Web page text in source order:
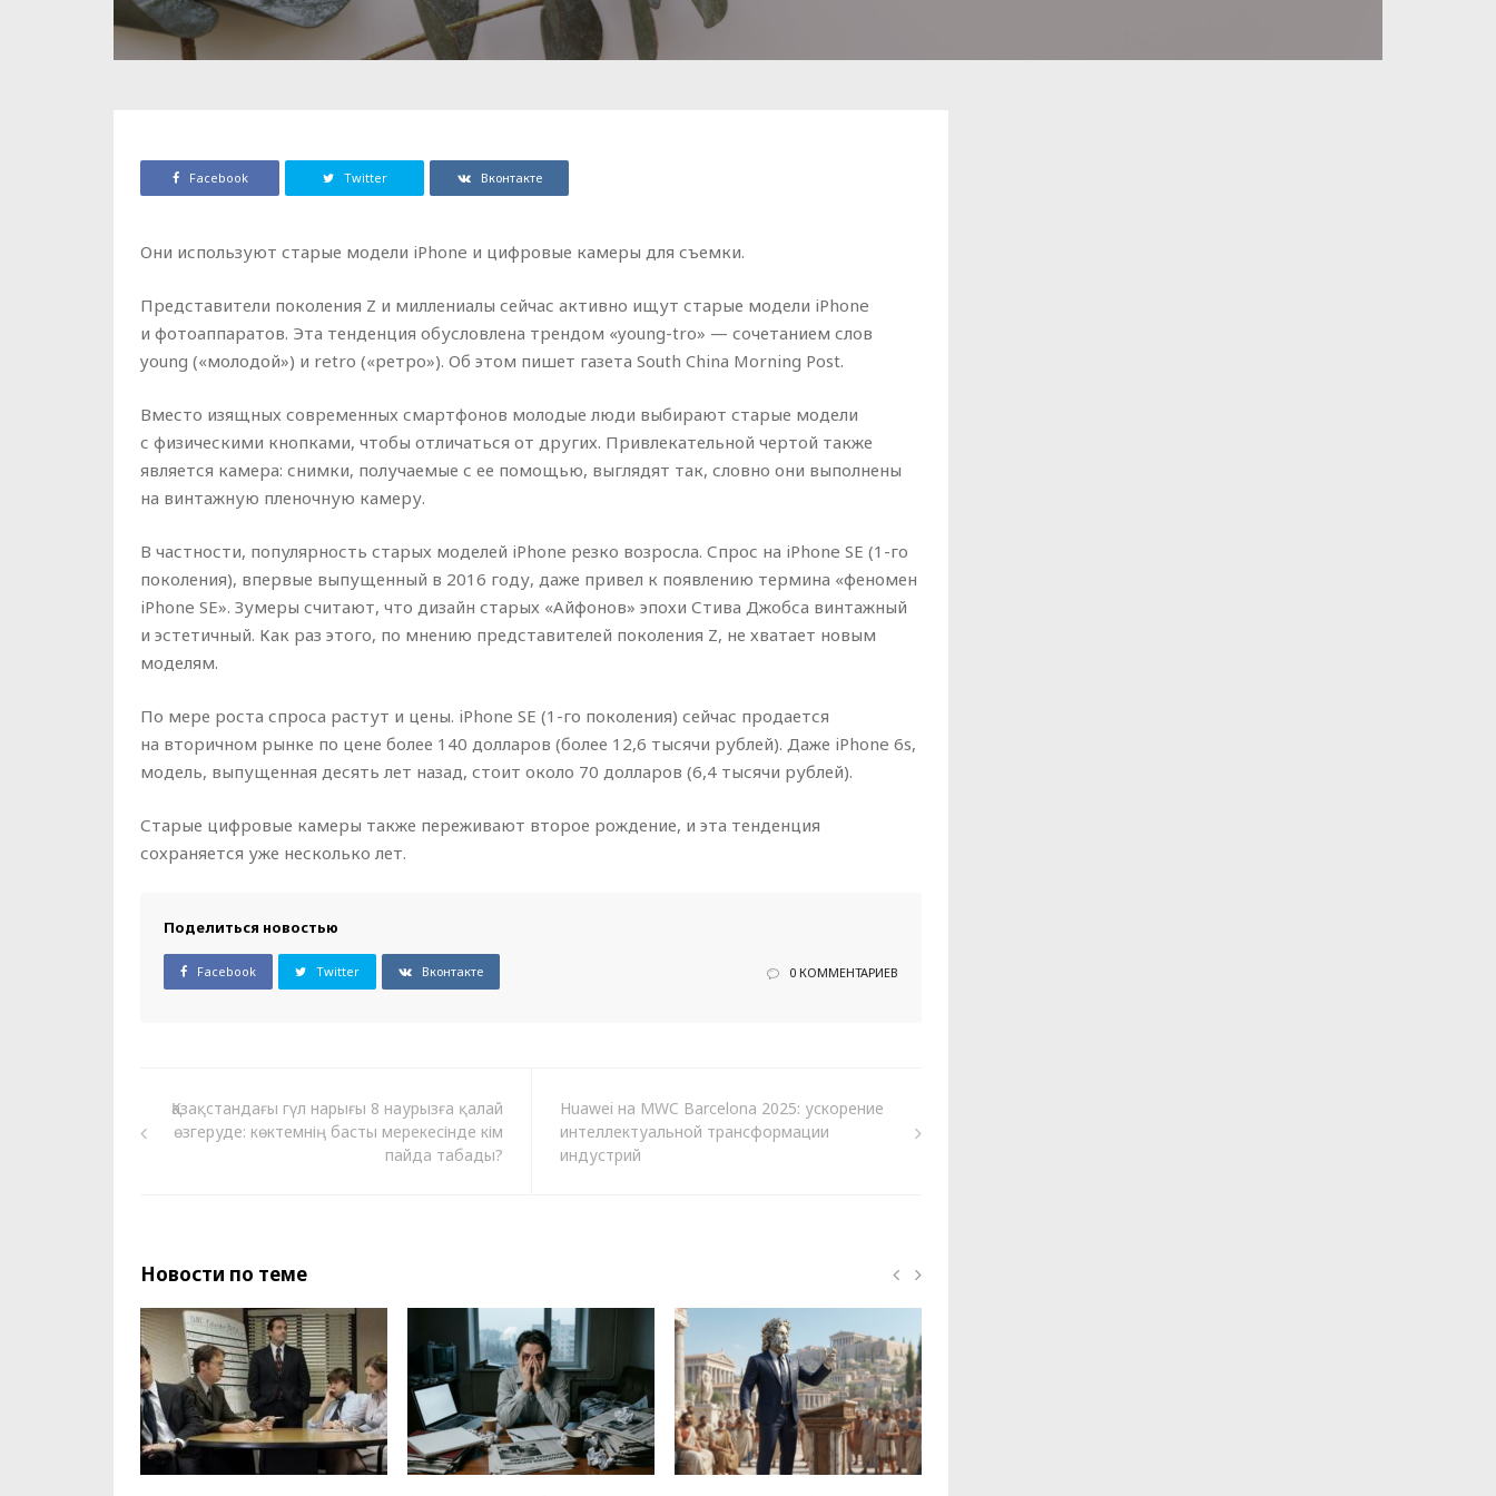
Facebook Twitter Вконтакте
Они используют старые модели iPhone и цифровые камеры для съемки.
Представители поколения Z и миллениалы сейчас активно ищут старые модели iPhone
и фотоаппаратов. Эта тенденция обусловлена трендом «young-tro» — сочетанием слов
young («молодой») и retro («ретро»). Об этом пишет газета South China Morning Post.
Вместо изящных современных смартфонов молодые люди выбирают старые модели
с физическими кнопками, чтобы отличаться от других. Привлекательной чертой также
является камера: снимки, получаемые с ее помощью, выглядят так, словно они выполнены
на винтажную пленочную камеру.
В частности, популярность старых моделей iPhone резко возросла. Спрос на iPhone SE (1-го
поколения), впервые выпущенный в 2016 году, даже привел к появлению термина «феномен
iPhone SE». Зумеры считают, что дизайн старых «Айфонов» эпохи Стива Джобса винтажный
и эстетичный. Как раз этого, по мнению представителей поколения Z, не хватает новым
моделям.
По мере роста спроса растут и цены. iPhone SE (1-го поколения) сейчас продается
на вторичном рынке по цене более 140 долларов (более 12,6 тысячи рублей). Даже iPhone 6s,
модель, выпущенная десять лет назад, стоит около 70 долларов (6,4 тысячи рублей).
Старые цифровые камеры также переживают второе рождение, и эта тенденция
сохраняется уже несколько лет.
Поделиться новостью
Facebook Twitter Вконтакте 0 КОММЕНТАРИЕВ
Қазақстандағы гүл нарығы 8 наурызға қалай
өзгеруде: көктемнің басты мерекесінде кім
пайда табады?
Huawei на MWC Barcelona 2025: ускорение
интеллектуальной трансформации
индустрий
Новости по теме